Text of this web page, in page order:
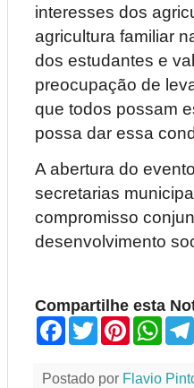
interesses dos
agricultura familiar
dos estudantes e
preocupação de
que todos possam
possa dar essa
A abertura do
secretarias
compromisso
desenvolvimento
Compartilhe esta
b
w
e
s
Postado por Flavio